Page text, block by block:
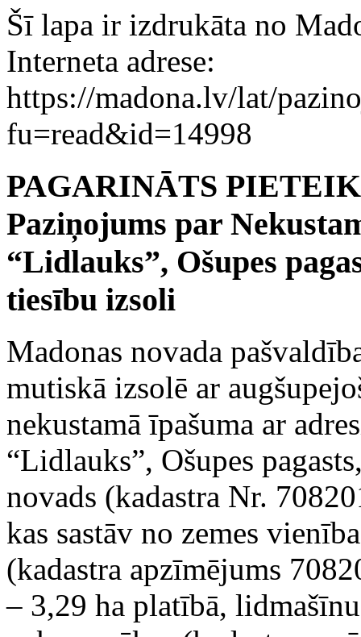
Šī lapa ir izdrukāta no
Interneta adrese:
https://madona.lv/lat/
fu=read&id=14998
PAGARINĀTS
Paziņojums par
“Lidlauks”, Ošupes
tiesību izsoli
Madonas novada
mutiskā izsolē ar
nekustamā īpašuma ar
“Lidlauks”, Ošupes
novads (kadastra Nr.
kas sastāv no zemes
(kadastra apzīmējums
– 3,29 ha platībā,